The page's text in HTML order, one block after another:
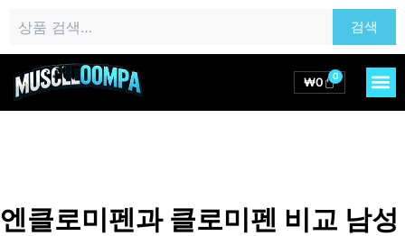
츠
너
색:
검색
₩0 0
Cart
엔클로미펜과 클로미펜 비교 남성